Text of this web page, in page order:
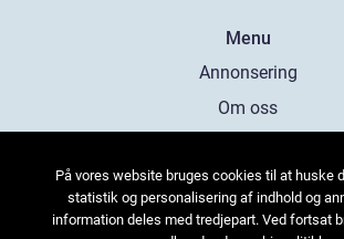
Menu
Annonsering
Om oss
Kontakta oss
Sitemap
På vores website bruges cookies til at huske
statistik og personalisering af indhold og
information deles med tredjepart. Ved fortsat